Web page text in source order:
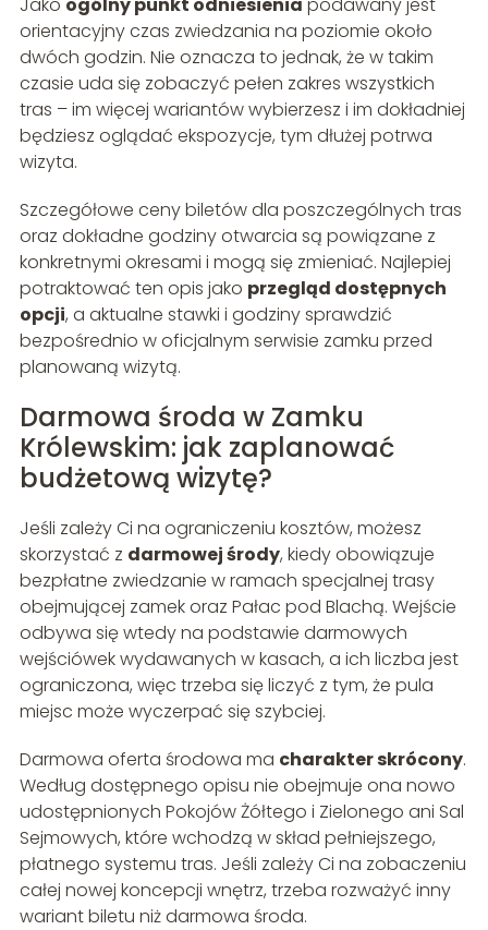
orientacyjny czas zwiedzania na poziomie około
dwóch godzin. Nie oznacza to jednak, że w takim
czasie uda się zobaczyć pełen zakres wszystkich
tras – im więcej wariantów wybierzesz i im dokładniej
będziesz oglądać ekspozycje, tym dłużej potrwa
wizyta.
Szczegółowe ceny biletów dla poszczególnych tras
oraz dokładne godziny otwarcia są powiązane z
konkretnymi okresami i mogą się zmieniać. Najlepiej
potraktować ten opis jako przegląd dostępnych
opcji, a aktualne stawki i godziny sprawdzić
bezpośrednio w oficjalnym serwisie zamku przed
planowaną wizytą.
Darmowa środa w Zamku
Królewskim: jak zaplanować
budżetową wizytę?
Jeśli zależy Ci na ograniczeniu kosztów, możesz
skorzystać z darmowej środy, kiedy obowiązuje
bezpłatne zwiedzanie w ramach specjalnej trasy
obejmującej zamek oraz Pałac pod Blachą. Wejście
odbywa się wtedy na podstawie darmowych
wejściówek wydawanych w kasach, a ich liczba jest
ograniczona, więc trzeba się liczyć z tym, że pula
miejsc może wyczerpać się szybciej.
Darmowa oferta środowa ma charakter skrócony.
Według dostępnego opisu nie obejmuje ona nowo
udostępnionych Pokojów Żółtego i Zielonego ani Sal
Sejmowych, które wchodzą w skład pełniejszego,
płatnego systemu tras. Jeśli zależy Ci na zobaczeniu
całej nowej koncepcji wnętrz, trzeba rozważyć inny
wariant biletu niż darmowa środa.